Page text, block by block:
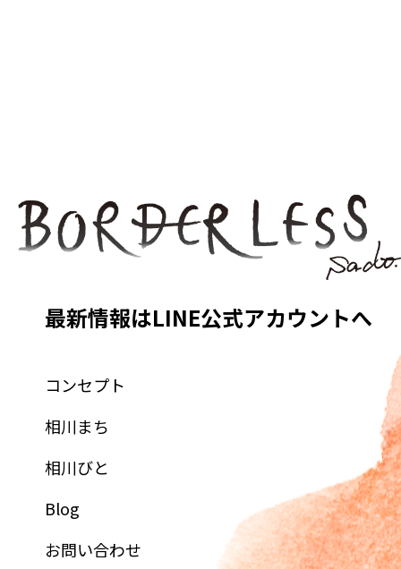
最新情報はLINE公式アカウントへ
コンセプト
相川まち
相川びと
Blog
お問い合わせ